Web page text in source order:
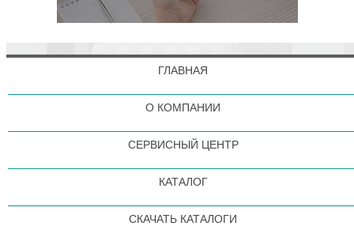
ГЛАВНАЯ
О КОМПАНИИ
СЕРВИСНЫЙ ЦЕНТР
КАТАЛОГ
СКАЧАТЬ КАТАЛОГИ